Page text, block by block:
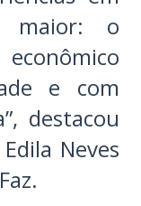
maior: o
e com
destacou
Neves